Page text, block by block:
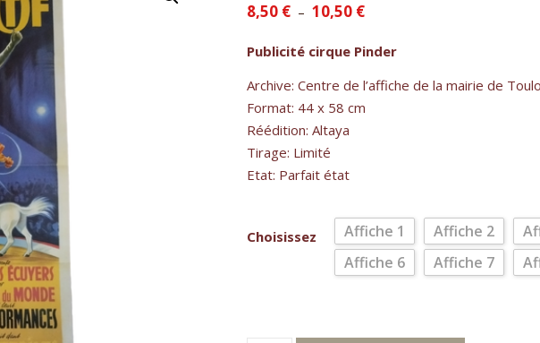
8,50 € – 10,50 €Plage de prix : 8,50 € à 10,50
Publicité cirque Pinder
Archive: Centre de l’affiche de la mairie de
Format: 44 x 58 cm
Réédition: Altaya
Tirage: Limité
Etat: Parfait état
Choisissez Affiche 1 Affiche 2
Affiche 6
Affiche 7